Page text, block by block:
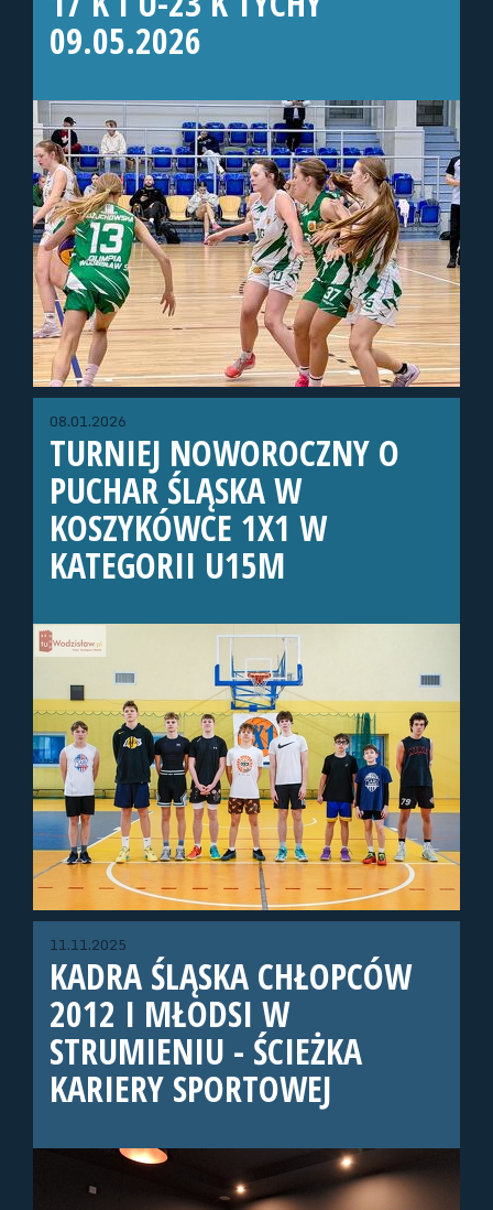
09.05.2026
08.01.2026
TURNIEJ NOWOROCZNY O
PUCHAR ŚLĄSKA W
KOSZYKÓWCE 1X1 W
KATEGORII U15M
11.11.2025
KADRA ŚLĄSKA CHŁOPCÓW
2012 I MŁODSI W
STRUMIENIU - ŚCIEŻKA
KARIERY SPORTOWEJ